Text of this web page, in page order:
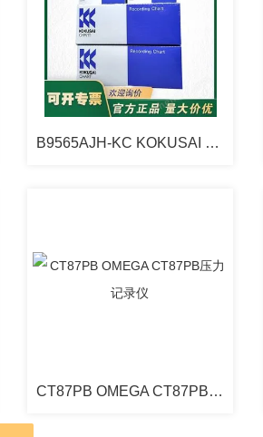
B9565AJH-KC KOKUSAI B9565AJH-KC记录纸
CT87PB OMEGA CT87PB压力记录仪